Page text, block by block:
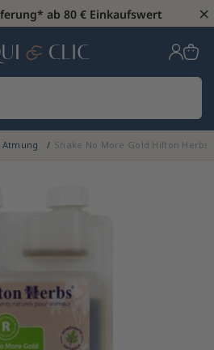
ab 80 € Einkaufswert ×
Atmung Shake No More Gold Hilton Herbs